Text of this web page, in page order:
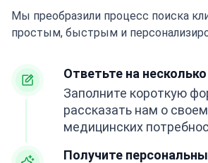
Мы преобразили процесс поиска
простым, быстрым и
Ответьте на
Заполните короткую
рассказать нам о
медицинских
Получите